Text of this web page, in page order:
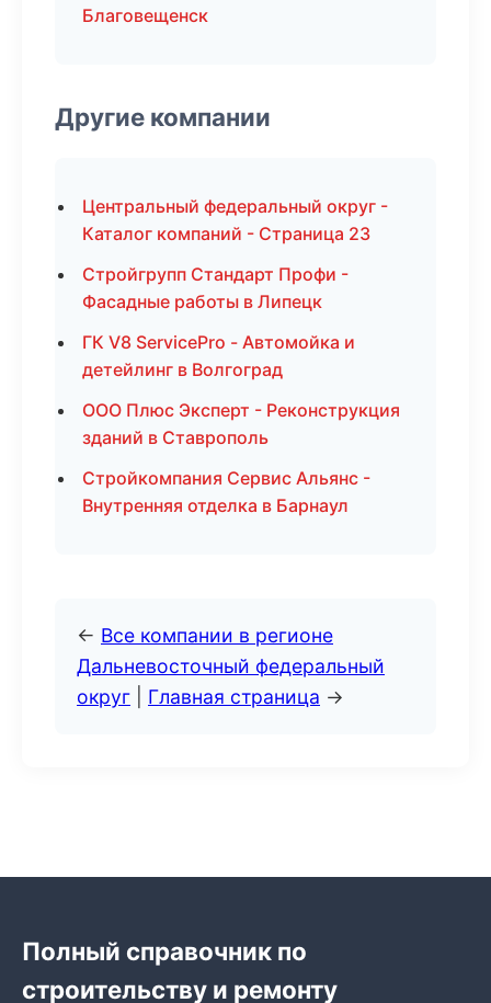
Благовещенск
Другие компании
Центральный федеральный округ -
Каталог компаний - Страница 23
Стройгрупп Стандарт Профи -
Фасадные работы в Липецк
ГК V8 ServicePro - Автомойка и
детейлинг в Волгоград
ООО Плюс Эксперт - Реконструкция
зданий в Ставрополь
Стройкомпания Сервис Альянс -
Внутренняя отделка в Барнаул
← Все компании в регионе
Дальневосточный федеральный
округ
Главная страница →
Полный справочник по
строительству и ремонту